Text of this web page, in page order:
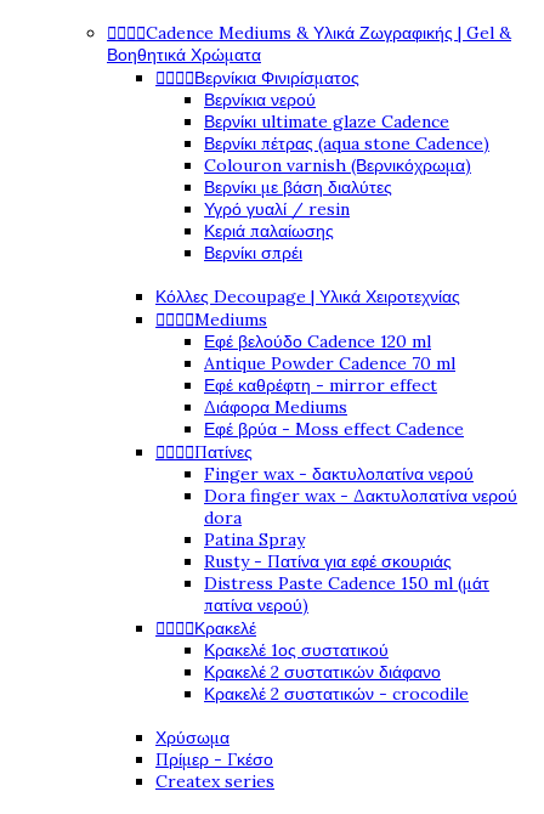
Cadence Mediums & Υλικά Ζωγραφικής | Gel &
Βοηθητικά Χρώματα
Βερνίκια Φινιρίσματος
Βερνίκια νερού
Βερνίκι ultimate glaze Cadence
Βερνίκι πέτρας (aqua stone Cadence)
Colouron varnish (Βερνικόχρωμα)
Βερνίκι με βάση διαλύτες
Υγρό γυαλί / resin
Κεριά παλαίωσης
Βερνίκι σπρέι
Κόλλες Decoupage | Υλικά Χειροτεχνίας
Mediums
Εφέ βελούδο Cadence 120 ml
Antique Powder Cadence 70 ml
Εφέ καθρέφτη - mirror effect
Διάφορα Mediums
Εφέ βρύα - Moss effect Cadence
Πατίνες
Finger wax - δακτυλοπατίνα νερού
Dora finger wax - Δακτυλοπατίνα νερού
dora
Patina Spray
Rusty - Πατίνα για εφέ σκουριάς
Distress Paste Cadence 150 ml (μάτ
πατίνα νερού)
Κρακελέ
Κρακελέ 1ος συστατικού
Κρακελέ 2 συστατικών διάφανο
Κρακελέ 2 συστατικών - crocodile
Χρύσωμα
Πρίμερ - Γκέσο
Createx series